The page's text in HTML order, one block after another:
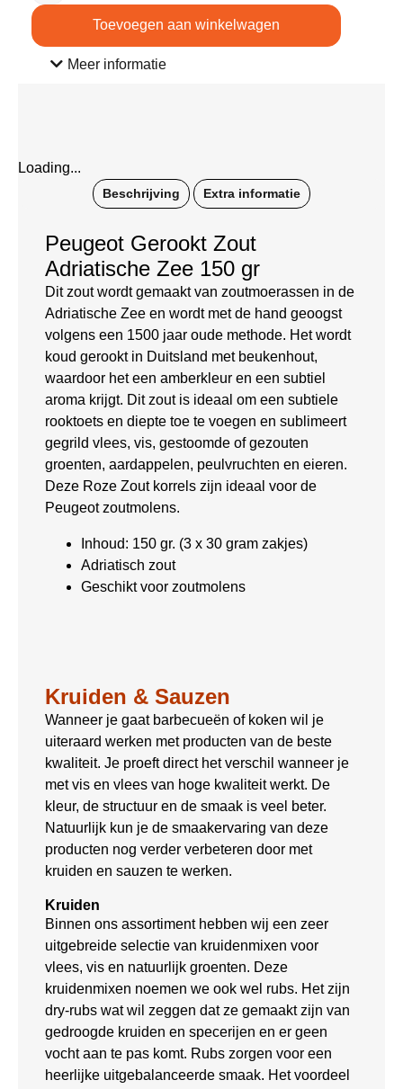
Toevoegen aan winkelwagen
Meer informatie
Loading...
Beschrijving Extra informatie
Peugeot Gerookt Zout
Adriatische Zee 150 gr
Dit zout wordt gemaakt van zoutmoerassen in de
Adriatische Zee en wordt met de hand geoogst
volgens een 1500 jaar oude methode. Het wordt
koud gerookt in Duitsland met beukenhout,
waardoor het een amberkleur en een subtiel
aroma krijgt. Dit zout is ideaal om een subtiele
rooktoets en diepte toe te voegen en sublimeert
gegrild vlees, vis, gestoomde of gezouten
groenten, aardappelen, peulvruchten en eieren.
Deze Roze Zout korrels zijn ideaal voor de
Peugeot zoutmolens.
Inhoud: 150 gr. (3 x 30 gram zakjes)
Adriatisch zout
Geschikt voor zoutmolens
Kruiden & Sauzen
Wanneer je gaat barbecueën of koken wil je
uiteraard werken met producten van de beste
kwaliteit. Je proeft direct het verschil wanneer je
met vis en vlees van hoge kwaliteit werkt. De
kleur, de structuur en de smaak is veel beter.
Natuurlijk kun je de smaakervaring van deze
producten nog verder verbeteren door met
kruiden en sauzen te werken.
Kruiden
Binnen ons assortiment hebben wij een zeer
uitgebreide selectie van kruidenmixen voor
vlees, vis en natuurlijk groenten. Deze
kruidenmixen noemen we ook wel rubs. Het zijn
dry-rubs wat wil zeggen dat ze gemaakt zijn van
gedroogde kruiden en specerijen en er geen
vocht aan te pas komt. Rubs zorgen voor een
heerlijke uitgebalanceerde smaak. Het voordeel